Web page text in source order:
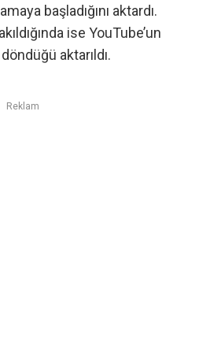
başladığını aktardı.
ise YouTube’un
aktarıldı.
Reklam